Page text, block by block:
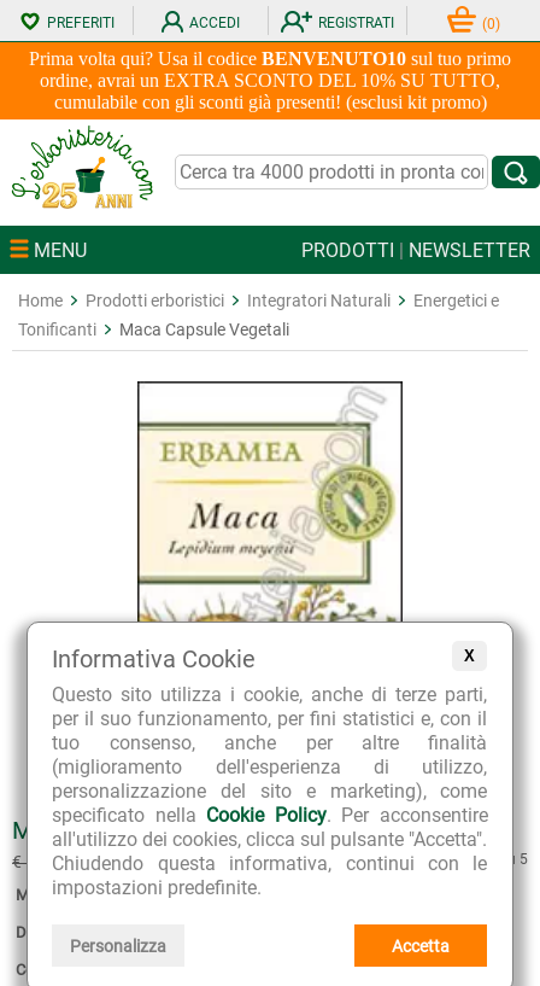
X
Informativa Cookie
Questo sito utilizza i cookie, anche di terze parti,
per il suo funzionamento, per fini statistici e, con il
tuo consenso, anche per altre finalità
(miglioramento dell'esperienza di utilizzo,
personalizzazione del sito e marketing), come
specificato nella Cookie Policy. Per acconsentire
all'utilizzo dei cookies, clicca sul pulsante "Accetta".
Chiudendo questa informativa, continui con le
impostazioni predefinite.
Personalizza Accetta
Prima volta qui? Usa il codice BENVENUTO10 sul tuo primo
ordine, avrai un EXTRA SCONTO DEL 10% SU TUTTO,
cumulabile con gli sconti già presenti! (esclusi kit promo)
PREFERITI ACCEDI REGISTRATI (0)
MENU PRODOTTI | NEWSLETTER
Home Prodotti erboristici Integratori Naturali
Energetici e
Tonificanti
Maca Capsule Vegetali
MACA CAPSULE VEGETALI
€ 19.50 € 16.58(sconto 15%) 5 su 5
Marca: Erbamea
Disponibilità:
Confezione: